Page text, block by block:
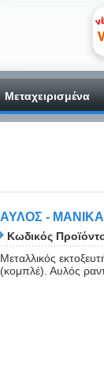
Μεταχειρισμένα
ΑΥΛΟΣ -
Κωδικός
Μεταλλικός
(κομπλέ). Αυλός